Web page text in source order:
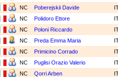
NC Poberejskii Davide
NC Polidoro Ettore
NC Poloni Riccardo
NC Preda Emma Maria
NC Primicino Corrado
NC Puglisi Orazio Valerio
NC Qorri Arben